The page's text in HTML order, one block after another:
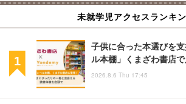
未就学児アクセスランキ
子供に合った本選びを
ル本棚」くまざわ書店で
2026.8.6 Thu 17:45